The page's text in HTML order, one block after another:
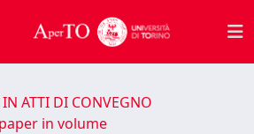
ATTI DI CONVEGNO
in volume